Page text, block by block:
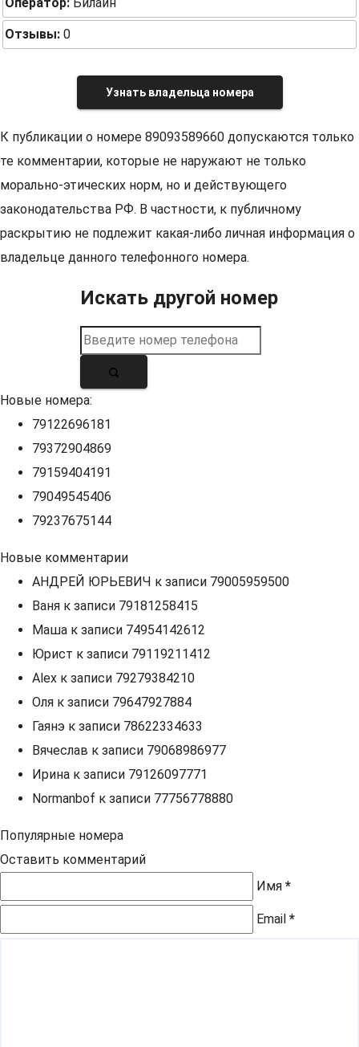
Отзывы: 0
Узнать владельца номера
К публикации о номере 89093589660 допускаются только
те комментарии, которые не наружают не только
морально-этических норм, но и действующего
законодательства РФ. В частности, к публичному
раскрытию не подлежит какая-либо личная информация о
владельце данного телефонного номера.
Искать другой номер
Новые номера:
79122696181
79372904869
79159404191
79049545406
79237675144
Новые комментарии
АНДРЕЙ ЮРЬЕВИЧ к записи 79005959500
Ваня к записи 79181258415
Маша к записи 74954142612
Юрист к записи 79119211412
Alex к записи 79279384210
Оля к записи 79647927884
Гаянэ к записи 78622334633
Вячеслав к записи 79068986977
Ирина к записи 79126097771
Normanbof к записи 77756778880
Популярные номера
Оставить комментарий
Имя *
Email *